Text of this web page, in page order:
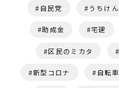
自民党 うちけ
助成金 宅建
区民のミカタ
新型コロナ 自転